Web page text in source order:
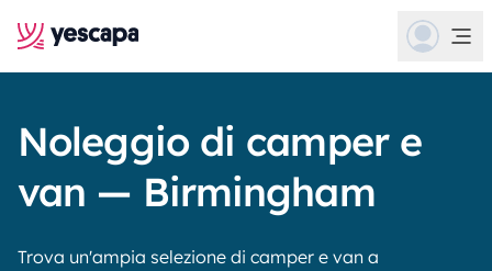
Noleggio di camper e
van — Birmingham
Trova un'ampia selezione di camper e van a